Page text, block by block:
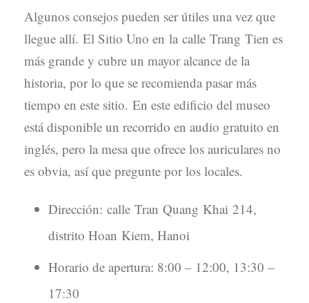
Algunos consejos pueden ser útiles una vez que
llegue allí. El Sitio Uno en la calle Trang Tien es
más grande y cubre un mayor alcance de la
historia, por lo que se recomienda pasar más
tiempo en este sitio. En este edificio del museo
está disponible un recorrido en audio gratuito en
inglés, pero la mesa que ofrece los auriculares no
es obvia, así que pregunte por los locales.
Dirección: calle Tran Quang Khai 214,
distrito Hoan Kiem, Hanoi
Horario de apertura: 8:00 – 12:00, 13:30 –
17:30